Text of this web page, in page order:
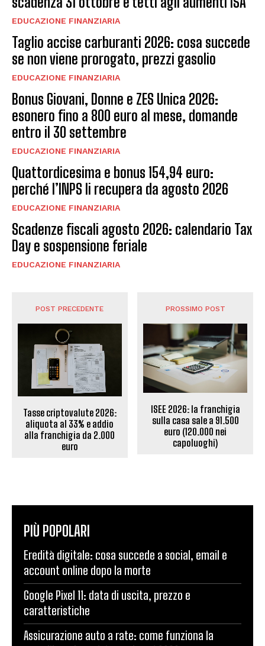
EDUCAZIONE FINANZIARIA
Taglio accise carburanti 2026: cosa succede
se non viene prorogato, prezzi gasolio
EDUCAZIONE FINANZIARIA
Bonus Giovani, Donne e ZES Unica 2026:
esonero fino a 800 euro al mese, domande
entro il 30 settembre
EDUCAZIONE FINANZIARIA
Quattordicesima e bonus 154,94 euro:
perché l’INPS li recupera da agosto 2026
EDUCAZIONE FINANZIARIA
Scadenze fiscali agosto 2026: calendario Tax
Day e sospensione feriale
EDUCAZIONE FINANZIARIA
POST PRECEDENTE
Tasse criptovalute 2026:
aliquota al 33% e addio
alla franchigia da 2.000
euro
PROSSIMO POST
ISEE 2026: la franchigia
sulla casa sale a 91.500
euro (120.000 nei
capoluoghi)
PIÙ POPOLARI
Eredità digitale: cosa succede a social, email e
account online dopo la morte
Google Pixel 11: data di uscita, prezzo e
caratteristiche
Assicurazione auto a rate: come funziona la